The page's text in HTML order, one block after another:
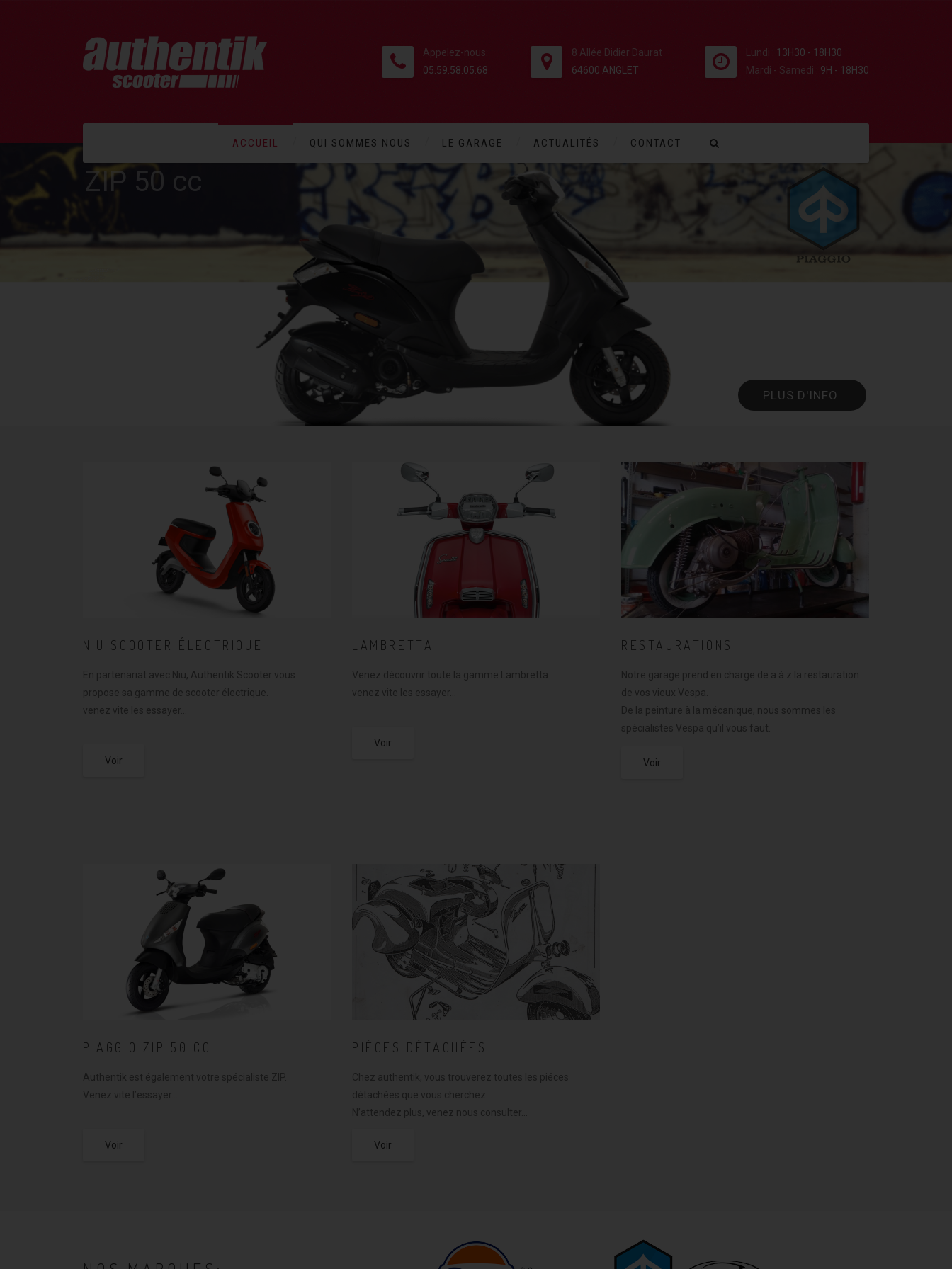
Appelez-nous:
05.59.58.05.68
8 Allée Didier Daurat
64600 ANGLET
Lundi : 13H30 - 18H30
Mardi - Samedi : 9H - 18H30
ACCUEIL QUI SOMMES NOUS LE GARAGE ACTUALITÉS CONTACT
NIU SCOOTER ÉLECTRIQUE
En partenariat avec Niu, Authentik Scooter vous
propose sa gamme de scooter électrique.
venez vite les essayer…
Voir
LAMBRETTA
Venez découvrir toute la gamme Lambretta
venez vite les essayer…
Voir
RESTAURATIONS
Notre garage prend en charge de a à z la restauration
de vos vieux Vespa.
De la peinture à la mécanique, nous sommes les
spécialistes Vespa qu’il vous faut.
Voir
PIAGGIO ZIP 50 CC
Authentik est également votre spécialiste ZIP.
Venez vite l’essayer…
Voir
PIÉCES DÉTACHÉES
Chez authentik, vous trouverez toutes les piéces
détachées que vous cherchez.
N’attendez plus, venez nous consulter…
Voir